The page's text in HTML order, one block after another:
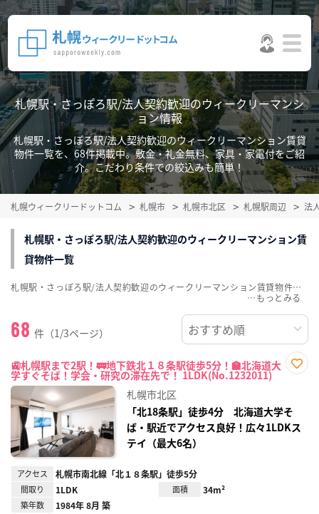
札幌駅・さっぽろ駅/法人契約歓迎のウィークリーマンシ
ョン情報
札幌駅・さっぽろ駅/法人契約歓迎のウィークリーマンション賃貸
物件一覧を、68件掲載中。敷金・礼金無料、家具・家電付をご紹
介。こだわり条件での絞込みも簡単！
札幌ウィークリードットコム 札幌市 札幌市北区 札幌駅周辺 法
札幌駅・さっぽろ駅/法人契約歓迎のウィークリーマンション賃
貸物件一覧
68 件（1/3ページ）
🚉札幌駅まで2駅！🚃地下鉄北１８条駅徒歩5分！🏫北海道大
学すぐそば！学会・研究の滞在先で！ 1LDK(No.1232011)
録
札幌市北区
「北18条駅」徒歩4分 北海道大学そ
ば・駅近でアクセス良好！広々1LDKス
テイ（最大6名）
アクセス 札幌市南北線「北１８条駅」徒歩5分
間取り 1LDK 面積 34m²
築年数 1984年 8月 築
札幌駅・さっぽろ駅/法人契約歓迎のウィークリーマンション賃貸物件一覧を、68件掲載中。敷金・礼金無料、家具・家電付をご紹介。こだわり条件での絞込みも簡単！
…